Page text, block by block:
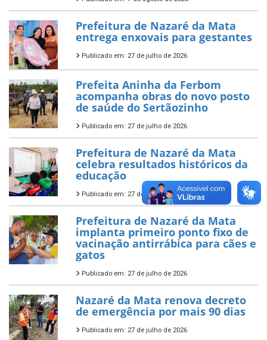
Prefeitura de Nazaré da Mata
entrega enxovais para gestantes
Publicado em: 27 de julho de 2026
Prefeita Aninha da Ferbom
acompanha obras do novo posto
de saúde do Sertãozinho
Publicado em: 27 de julho de 2026
Prefeitura de Nazaré da Mata
celebra resultados históricos da
educação
Publicado em: 27 de julho de 2026
Prefeitura de Nazaré da Mata
implanta primeiro ponto fixo de
vacinação antirrábica para cães e
gatos
Publicado em: 27 de julho de 2026
Nazaré da Mata renova decreto
de emergência por mais 90 dias
Publicado em: 27 de julho de 2026